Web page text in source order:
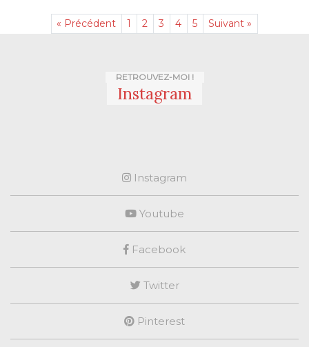
« Précédent 1 2 3 4 5 Suivant »
RETROUVEZ-MOI !
Instagram
Instagram
Youtube
Facebook
Twitter
Pinterest